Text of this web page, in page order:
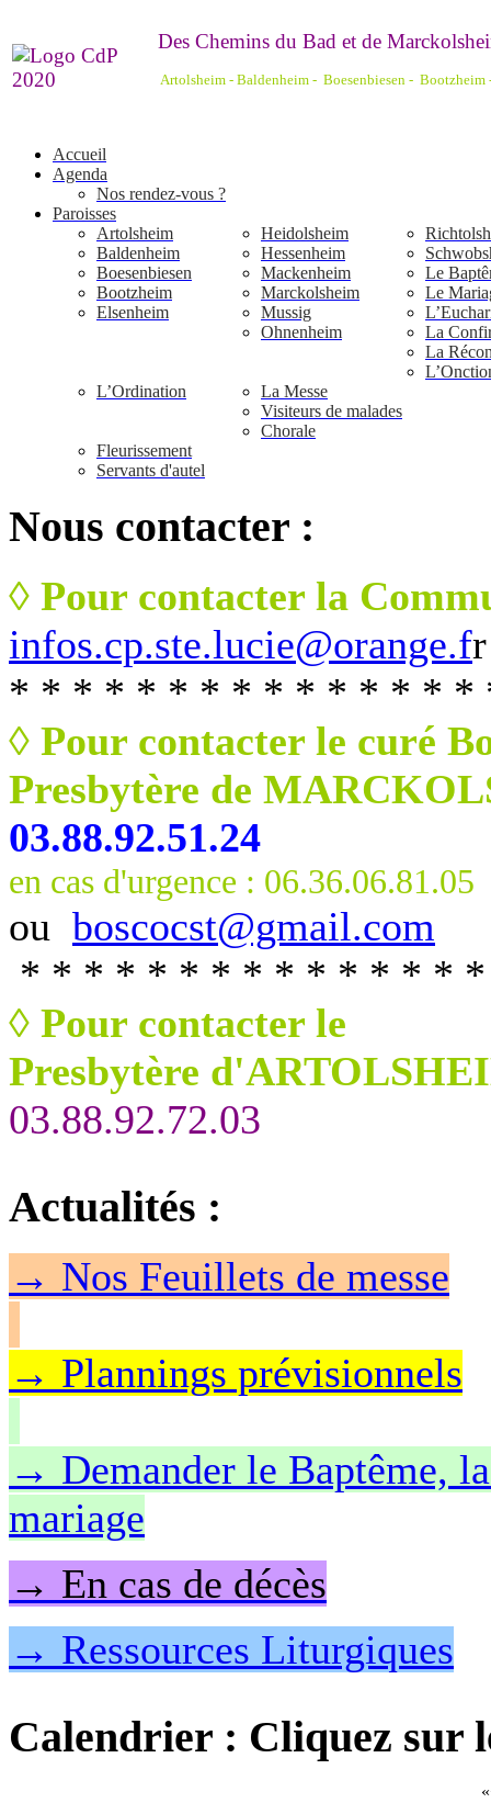
Des Chemins du Bad et de
Artolsheim - Baldenheim - Boesenbiesen -
Accueil
Agenda
Nos rendez-vous ?
Paroisses
Artolsheim
Baldenheim
Boesenbiesen
Bootzheim
Elsenheim
Heidolsheim
Hessenheim
Mackenheim
Marckolsheim
Mussig
Ohnenheim
Le
Le
La
La
L’Ordination
La Messe
Visiteurs de malades
Chorale
Fleurissement
Servants d'autel
Nous contacter :
◊ Pour contacter la
infos.cp.ste.lucie@orange.fr
* * * * * * * * * * * * * * *
◊ Pour contacter le curé
Presbytère de
03.88.92.51.24
en cas d'urgence : 06.36.06.81.05
ou boscocst@gmail.com
* * * * * * * * * * * * * *
◊ Pour contacter le
Presbytère
03.88.92.72.03
Actualités :
→ Nos Feuillets de messe
→ Plannings prévisionnels
→ Demander le Baptême,
mariage
→ En cas de décès
→ Ressources Liturgiques
Calendrier : Cliquez sur
«